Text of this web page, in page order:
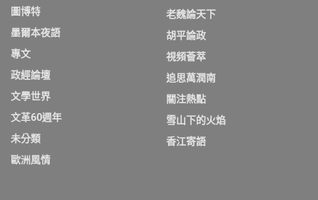
圖博特
墨爾本夜語
專文
政經論壇
文學世界
文革60週年
未分類
歐洲風情
老魏論天下
胡平論政
視頻薈萃
追思萬潤南
關注熱點
雪山下的火焰
香江寄語